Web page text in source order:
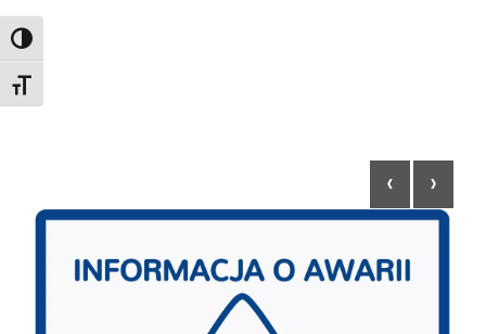
Toggle High Contrast
Toggle Font size
Awarie
‹ ›